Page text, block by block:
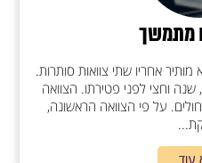
מתמשך
אחריו שתי צוואות סותרות.
וחצי לפני פטירתו. הצוואה
על פי הצוואה הראשונה,
עוד